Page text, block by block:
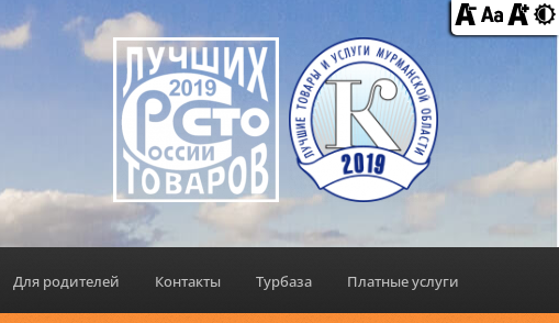
Для родителей Контакты Турбаза Платные услуги